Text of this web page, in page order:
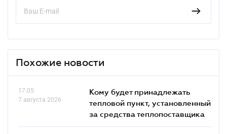
Похожие новости
17.05
7 августа 2026
Кому будет принадлежать
тепловой пункт, установленный
за средства теплопоставщика